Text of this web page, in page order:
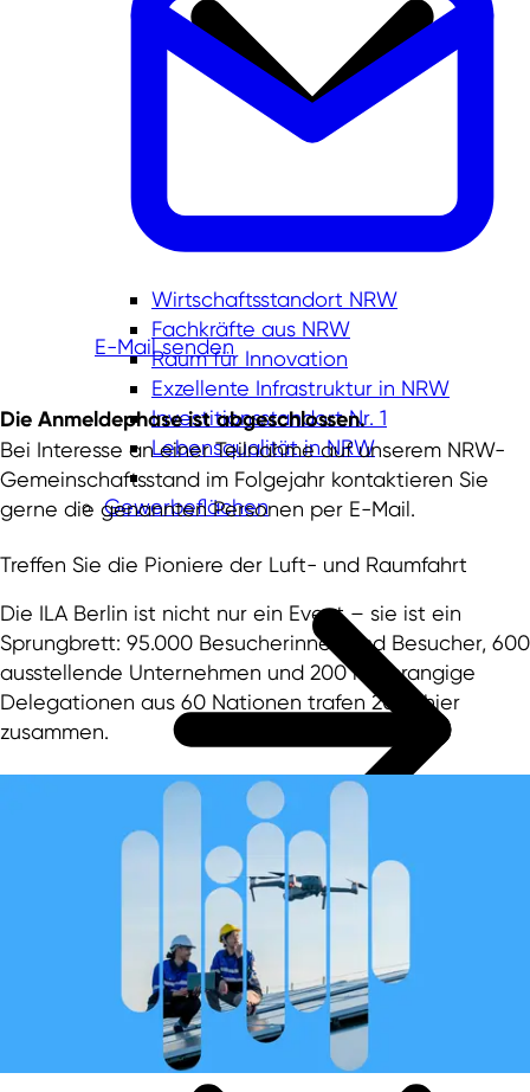
Wirtschaftsstandort NRW
Fachkräfte aus NRW
Raum für Innovation
Exzellente Infrastruktur in NRW
Investitionsstandort Nr. 1
Lebensqualität in NRW
Gewerbeflächen
E-Mail senden
Die Anmeldephase ist abgeschlossen.
Bei Interesse an einer Teilnahme auf unserem NRW-
Gemeinschaftsstand im Folgejahr kontaktieren Sie
gerne die genannten Personen per E-Mail.
Treffen Sie die Pioniere der Luft- und Raumfahrt
Die ILA Berlin ist nicht nur ein Event – sie ist ein
Sprungbrett: 95.000 Besucherinnen und Besucher, 600
ausstellende Unternehmen und 200 hochrangige
Delegationen aus 60 Nationen trafen 2024 hier
zusammen.